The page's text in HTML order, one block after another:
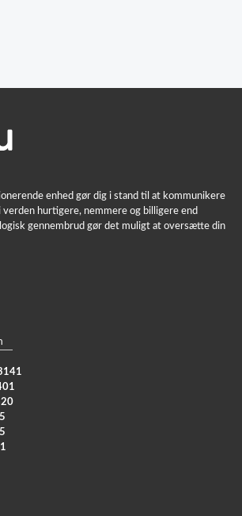
enhed gør dig i stand til at kommunikere
verden hurtigere, nemmere og billigere end
gennembrud gør det muligt at oversætte din